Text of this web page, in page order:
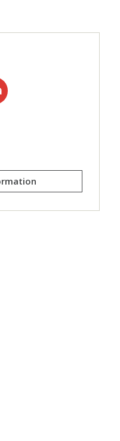
de rénovation est
des châssis,
pourra
et sa
une propriété
plus d’informations